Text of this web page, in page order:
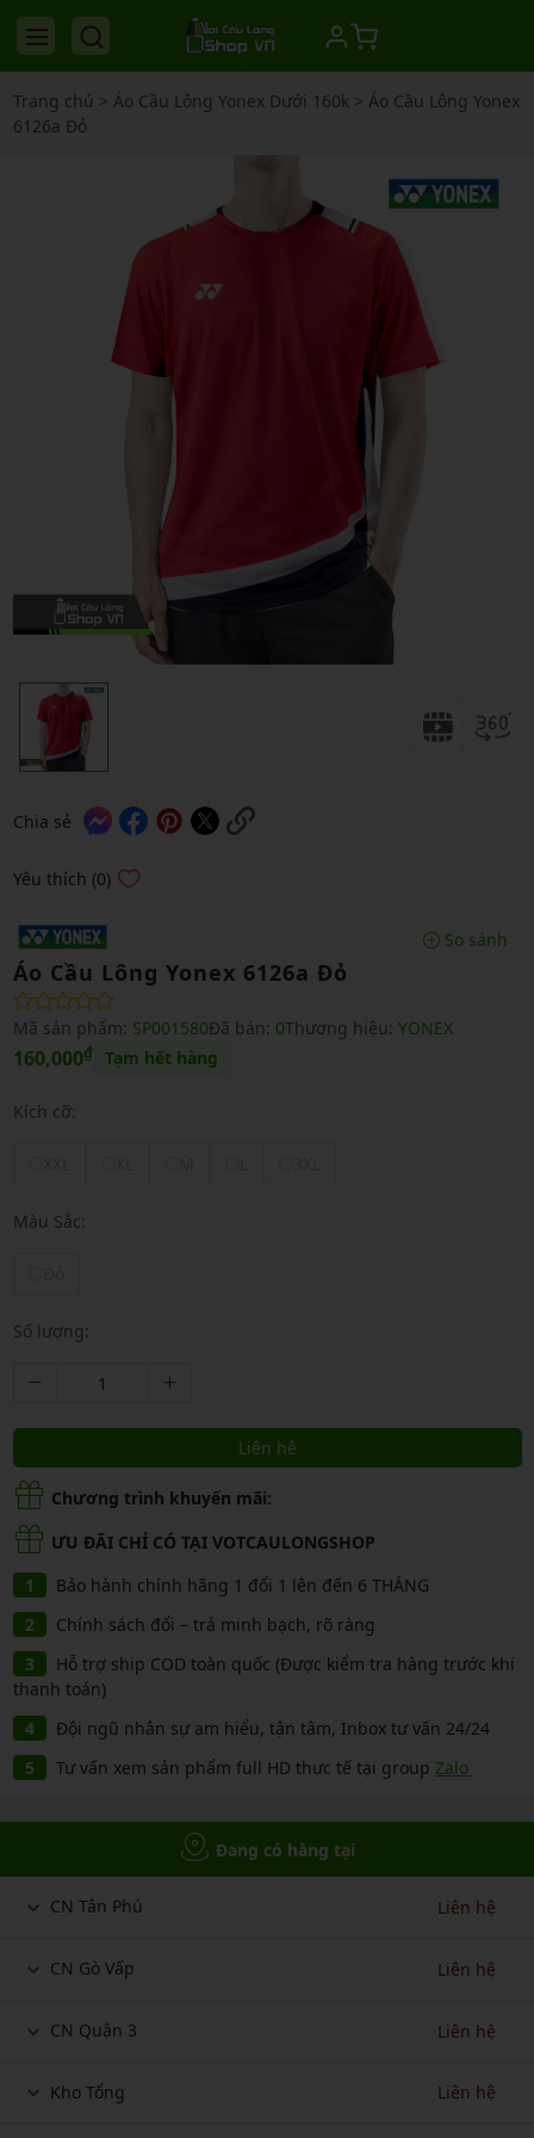
Trang chủ > Áo Cầu Lông Yonex Dưới 160k> Áo Cầu Lông Yonex
6126a Đỏ
Chia sẻ
Yêu thích (0)
So sánh
Áo Cầu Lông Yonex 6126a Đỏ
Mã sản phẩm: SP001580Đã bán: 0Thương hiệu: YONEX
160,000₫ Tạm hết hàng
Kích cỡ:
Màu Sắc:
Số lượng:
Liên hệ
Chương trình khuyến mãi:
ƯU ĐÃI CHỈ CÓ TẠI VOTCAULONGSHOP
Bảo hành chính hãng 1 đổi 1 lên đến 6 THÁNG
Chính sách đổi – trả minh bạch, rõ ràng
Hỗ trợ ship COD toàn quốc (Được kiểm tra hàng trước khi
thanh toán)
Đội ngũ nhân sự am hiểu, tận tâm, Inbox tư vấn 24/24
Tư vấn xem sản phẩm full HD thực tế tại group Zalo
Đang có hàng tại
CN Tân Phú Liên hệ
CN Gò Vấp Liên hệ
CN Quận 3 Liên hệ
Kho Tổng Liên hệ